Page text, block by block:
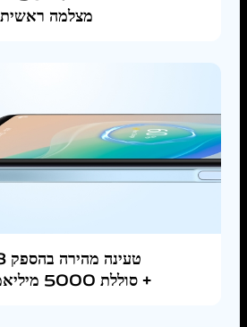
מצלמה ראשית
טעינה מהירה בהספק 18 וואט
סוללת 5000 מיליאמפר/שעה +